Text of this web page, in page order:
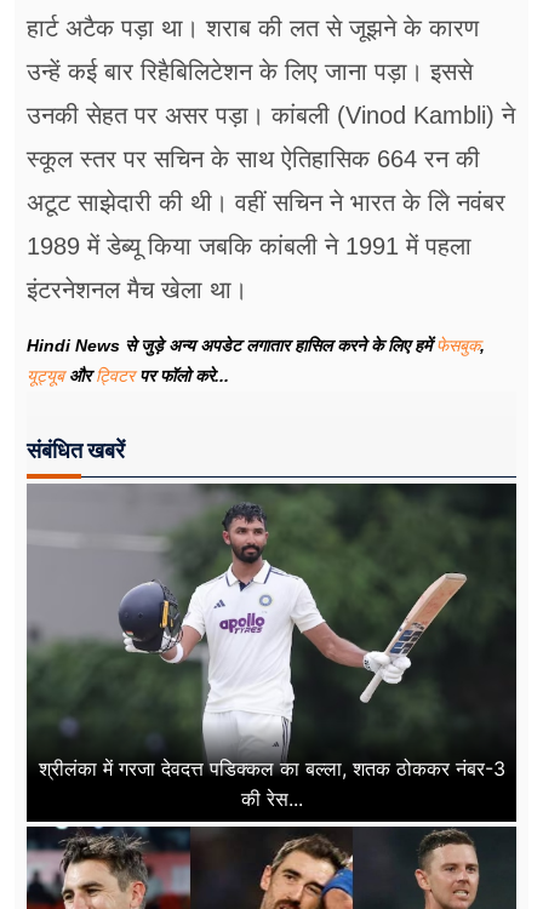
हार्ट अटैक पड़ा था। शराब की लत से जूझने के कारण
उन्हें कई बार रिहैबिलिटेशन के लिए जाना पड़ा। इससे
उनकी सेहत पर असर पड़ा। कांबली (Vinod Kambli) ने
स्कूल स्तर पर सचिन के साथ ऐतिहासिक 664 रन की
अटूट साझेदारी की थी। वहीं सचिन ने भारत के लिे नवंबर
1989 में डेब्यू किया जबकि कांबली ने 1991 में पहला
इंटरनेशनल मैच खेला था।
Hindi News से जुड़े अन्य अपडेट लगातार हासिल करने के लिए हमेंफेसबुक,
यूट्यूबऔरट्विटरपर फॉलो करे...
संबंधित खबरें
श्रीलंका में गरजा देवदत्त पडिक्कल का बल्ला, शतक ठोककर नंबर-3
की रेस...